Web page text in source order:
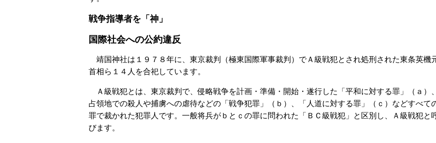
戦争指導者を「神」
国際社会への公約違反
靖国神社は１９７８年に、東京裁判（極東国際軍事裁判）でＡ級戦犯とされ処刑された東条英機
首相ら１４人を合祀しています。
Ａ級戦犯とは、東京裁判で、侵略戦争を計画・準備・開始・遂行した「平和に対する罪」（ａ）、
占領地での殺人や捕虜への虐待などの「戦争犯罪」（ｂ）、「人道に対する罪」（ｃ）などすべて
罪で裁かれた犯罪人です。一般将兵がｂとｃの罪に問われた「ＢＣ級戦犯」と区別し、Ａ級戦犯と
びます。